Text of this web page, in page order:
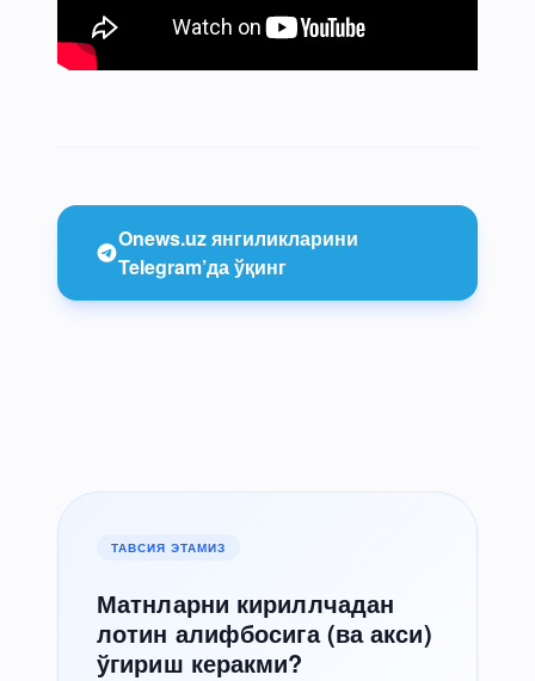
Onews.uz янгиликларини
Telegram’да ўқинг
ТАВСИЯ ЭТАМИЗ
Матнларни кириллчадан
лотин алифбосига (ва акси)
ўгириш керакми?